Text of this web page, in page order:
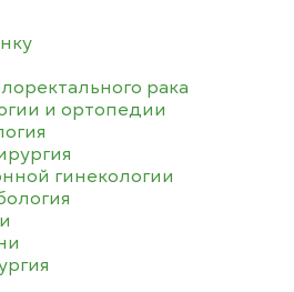
рака
и ортопедии
гинекологии